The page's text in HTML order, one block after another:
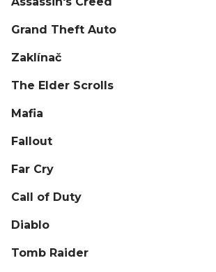
Grand Theft Auto
Zaklínač
The Elder Scrolls
Mafia
Fallout
Far Cry
Call of Duty
Diablo
Tomb Raider